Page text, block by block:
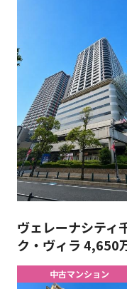
ヴェレーナシティ
ク・ヴィラ 4,650
中古マンション